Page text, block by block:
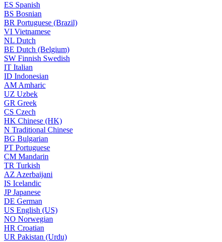
ES Spanish
BS Bosnian
BR Portuguese (Brazil)
VI Vietnamese
NL Dutch
BE Dutch (Belgium)
SW Finnish Swedish
IT Italian
ID Indonesian
AM Amharic
UZ Uzbek
GR Greek
CS Czech
HK Chinese (HK)
N Traditional Chinese
BG Bulgarian
PT Portuguese
CM Mandarin
TR Turkish
AZ Azerbaijani
IS Icelandic
JPJapanese
DE German
US English (US)
NO Norwegian
HR Croatian
UR Pakistan (Urdu)